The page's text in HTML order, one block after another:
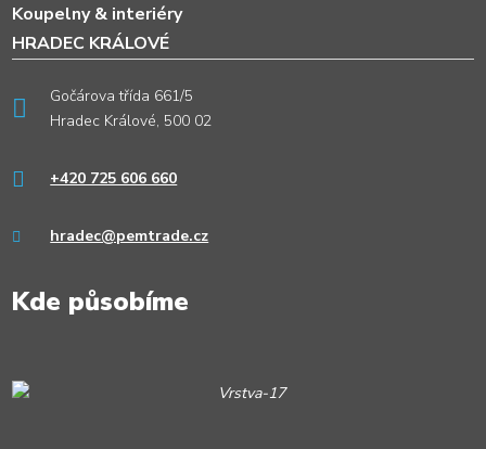
Koupelny & interiéry
HRADEC KRÁLOVÉ
Gočárova třída 661/5
Hradec Králové, 500 02
+420 725 606 660
hradec@pemtrade.cz
Kde působíme